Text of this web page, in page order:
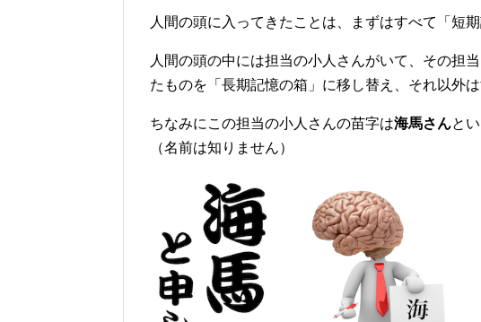
人間の頭に入ってきたことは、まずはすべて「短
人間の頭の中には担当の小人さんがいて、その担
たものを「長期記憶の箱」に移し替え、それ以外は
ちなみにこの担当の小人さんの苗字は海馬さんと
（名前は知りません）